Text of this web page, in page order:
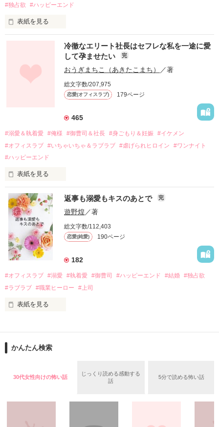
#独占欲
#ハッピーエンド
表紙を見る
幼なじみの哲平に淡い恋心を抱いていた美桜。
しかし、ある出来事をきっかけに二人の関係は壊れてしまう。
関係修復もできないまま、美桜は両親の離婚によって
引っ越すことになり、哲平とも離れ離れになった。
それから約十二年後。
過去の傷から、二度と会いたくないと思っていた哲平に
運命のような再会を果たす。
酔った勢いで一夜を共にしてしまった。
さらに、美桜が初めてだと知った哲平は
『責任をとる、結婚しよう』と真っ直ぐに告げてきた。
戸惑う美桜とは裏腹に、好きという気持ちを隠すことなく
甘やかしてくる。
そんなある日、哲平は美桜がストーカー被害に
遭っていることを知る。
美桜を守るため、哲平は同居を提案してきて――。
夏木美桜(なつきみお)
鳴海哲平 (なるみてっぺい)
2026.6.5～2026.7.25
＊以前、公開していた話の改稿版です＊
冷徹なエリート社長はセフレな私を一途に愛
して孕ませたい
完
おうぎまちこ（あきたこまち） ／著
総文字数/207,975
恋愛(オフィスラブ) 179ページ
465
#溺愛＆執着愛 #俺様 #御曹司＆社長 #身ごもり＆妊娠 #イケメン
#オフィスラブ #いちゃいちゃ＆ラブラブ #虐げられヒロイン
#ワンナイト
#ハッピーエンド
表紙を見る
おかしな噂を流されて前の職場でうまくいかなかった梅田美
桜は、海外で傷心旅行をしていたところ、日本人美青年と出会
い、酒の勢いもあり一夜限りの関係となる。
帰国後、美桜は新しい職場でワンナイトした美青年と再会。
なんと彼の正体は、とある財閥御曹司にも関わらず、一族を離
れて起業した新進気鋭の実業家、社内でも冷徹だと評判な社長
――御影恭司その人だったのだ――！
なぜか恭司から飼い猫の世話係を命じられた美桜は、猫の世
の関係となってしまい――？
返事も溺愛もキスのあとで 完
遊野煌／著
総文字数/112,403
恋愛(純愛) 190ページ
182
#オフィスラブ #溺愛 #執着愛 #御曹司 #ハッピーエンド #結婚 #独占欲
#ラブラブ #職業ヒーロー #上司
表紙を見る
ションの企画戦略室で働いている。
めた、同期で恋人の石垣守（26）がいるのだが、後輩の姫原由
守と由羅から『便利屋雛子』と馬鹿にされ、一人こっそり泣い
鷹哉『宜しくな、俺の雛子』🦅
かんたん検索
30代女性向けの怖い話
じっくり読める感動する
話
5分で読める怖い話